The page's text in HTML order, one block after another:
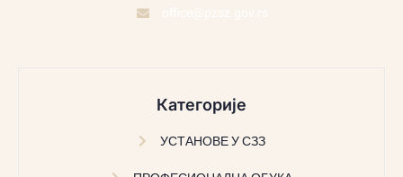
Категорије
УСТАНОВЕ У СЗЗ